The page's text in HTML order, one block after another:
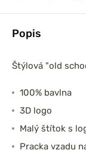
Popis
Štýlová "old
100% bavlna
3D logo
Malý štítok s
Pracka vzadu